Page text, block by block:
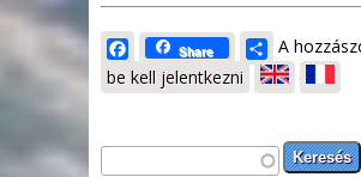
Facebook
Share Share
A
be kell jelentkezni
Keresés űrlap
Keresés